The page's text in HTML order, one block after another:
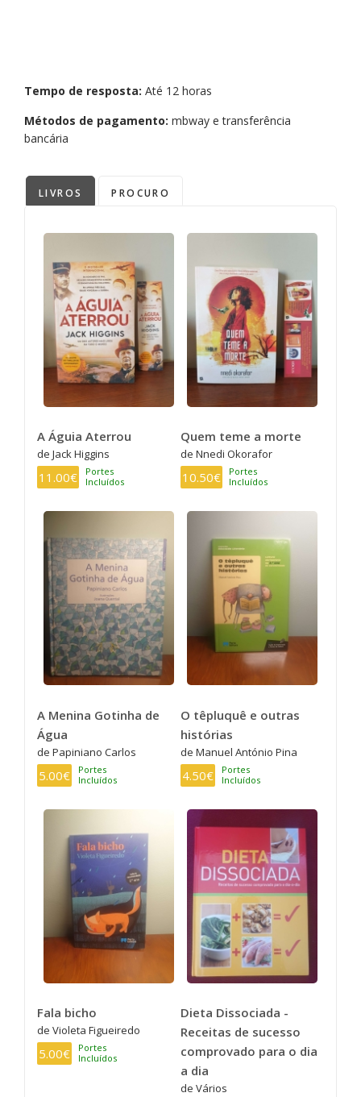
Tempo de resposta: Até 12 horas
Métodos de pagamento: mbway e transferência
bancária
LIVROS PROCURO
A Águia Aterrou
de Jack Higgins
11.00€
Portes
Incluídos
Quem teme a morte
de Nnedi Okorafor
10.50€
Portes
Incluídos
A Menina Gotinha de
Água
de Papiniano Carlos
5.00€
Portes
Incluídos
O têpluquê e outras
histórias
de Manuel António Pina
4.50€
Portes
Incluídos
Fala bicho
de Violeta Figueiredo
5.00€
Portes
Incluídos
Dieta Dissociada -
Receitas de sucesso
comprovado para o dia
a dia
de Vários